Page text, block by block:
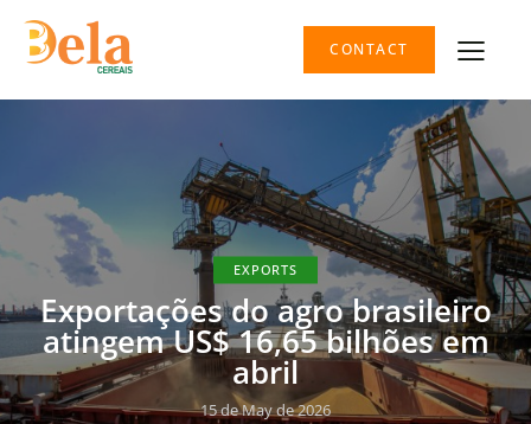
CONTACT
EXPORTS
Exportações do agro brasileiro
atingem US$ 16,65 bilhões em
abril
15 de May de 2026